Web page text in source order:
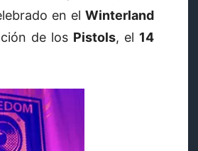
en elWinterland
de los Pistols, el 14